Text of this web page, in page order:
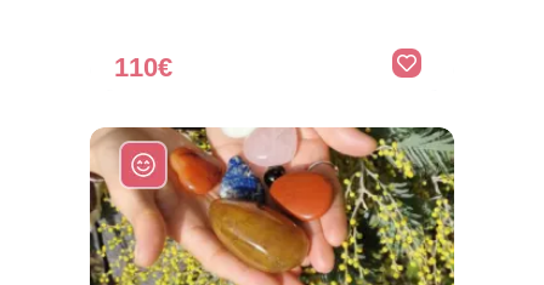
110€